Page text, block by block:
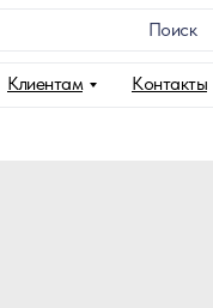
Клиентам Контакты
Поискㅤㅤㅤㅤㅤㅤㅤㅤㅤㅤㅤㅤㅤㅤㅤㅤ